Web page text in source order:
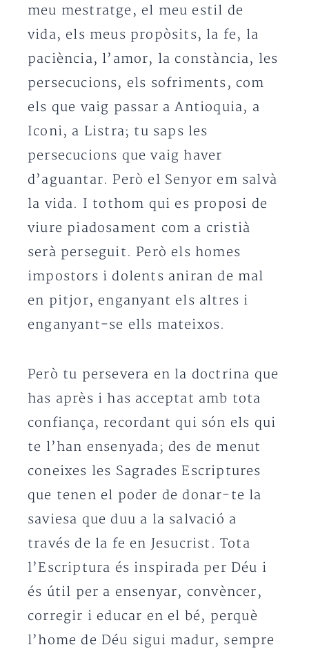
meu mestratge, el meu estil de
vida, els meus propòsits, la fe, la
paciència, l’amor, la constància, les
persecucions, els sofriments, com
els que vaig passar a Antioquia, a
Iconi, a Listra; tu saps les
persecucions que vaig haver
d’aguantar. Però el Senyor em salvà
la vida. I tothom qui es proposi de
viure piadosament com a cristià
serà perseguit. Però els homes
impostors i dolents aniran de mal
en pitjor, enganyant els altres i
enganyant-se ells mateixos.
Però tu persevera en la doctrina que
has après i has acceptat amb tota
confiança, recordant qui són els qui
te l’han ensenyada; des de menut
coneixes les Sagrades Escriptures
que tenen el poder de donar-te la
saviesa que duu a la salvació a
través de la fe en Jesucrist. Tota
l’Escriptura és inspirada per Déu i
és útil per a ensenyar, convèncer,
corregir i educar en el bé, perquè
l’home de Déu sigui madur, sempre